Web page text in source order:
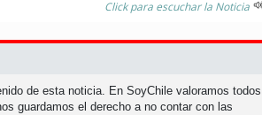
Click para escuchar la Noticia
de esta noticia. En SoyChile valoramos todos
guardamos el derecho a no contar con las